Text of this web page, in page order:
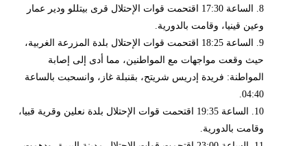
8. الساعة 17:30 اقتحمت قوات الإحتلال قرى بيتللو ودير عمار
وعين قينيا، وقامت بالدورية.
9. الساعة 18:25 اقتحمت قوات الإحتلال بلدة المزرعة الغربية،
حيث وقعت مواجهات مع المواطنين، مما أدى إلى إصابة
المواطنة: فريدة إدريس شريتح، بقنبلة غاز، وانسحبت بالساعة
04:40.
10. الساعة 19:35 اقتحمت قوات الإحتلال بلدة نعلين وقرية قبيا،
وقامت بالدورية.